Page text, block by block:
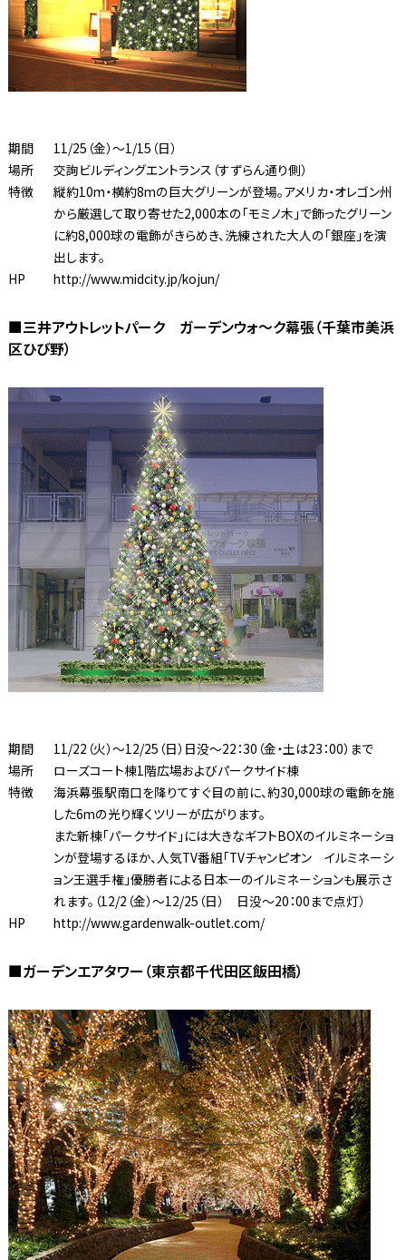
期間
11/25（金）〜1/15（日）
場所
交詢ビルディングエントランス（すずらん通り側）
特徴
縦約10m・横約8mの巨大グリーンが登場。アメリカ・オレゴン州
から厳選して取り寄せた2,000本の「モミノ木」で飾ったグリーン
に約8,000球の電飾がきらめき、洗練された大人の「銀座」を演
出します。
HP
http://www.midcity.jp/kojun/
■三井アウトレットパーク ガーデンウォ〜ク幕張（千葉市美浜
区ひび野）
期間
11/22（火）〜12/25（日）日没〜22：30（金・土は23：00）まで
場所
ローズコート棟1階広場およびパークサイド棟
特徴
海浜幕張駅南口を降りてすぐ目の前に、約30,000球の電飾を施
した6mの光り輝くツリーが広がります。
また新棟「パークサイド」には大きなギフトBOXのイルミネーショ
ンが登場するほか、人気TV番組「TVチャンピオン イルミネーシ
ョン王選手権」優勝者による日本一のイルミネーションも展示さ
れます。（12/2（金）〜12/25（日） 日没〜20：00まで点灯）
HP
http://www.gardenwalk-outlet.com/
■ガーデンエアタワー（東京都千代田区飯田橋）